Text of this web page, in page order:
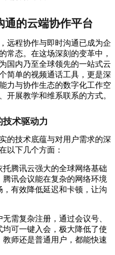
通的云端协作平台
远程协作与即时沟通已成为企
常态。在这场深刻的变革中，
国内乃至全球领先的一站式云
简单的视频通话工具，更是深
力与协作生态的数字化工作空
开展教学和维系联系的方式。
术驱动力
的技术底蕴与对用户需求的深
以下几个方面：
托腾讯云强大的全球网络基础
讯会议能在复杂的网络环境
有效降低延迟和卡顿，让沟
无需复杂注册，通过会议号、
可一键入会，极大降低了使
师还是普通用户，都能快速